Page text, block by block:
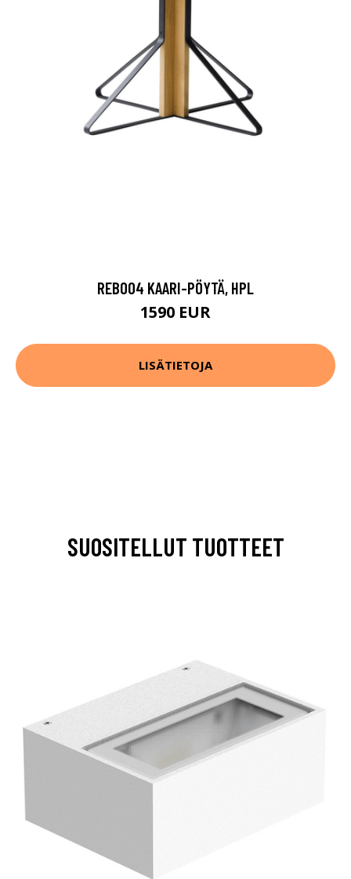
REB004 KAARI-PÖYTÄ, HPL
1590 EUR
LISÄTIETOJA
SUOSITELLUT TUOTTEET